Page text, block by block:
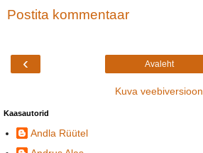
Postita kommentaar
‹ Avaleht
Kuva veebiversioon
Kaasautorid
Andla Rüütel